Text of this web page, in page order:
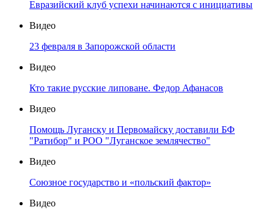
Евразийский клуб успехи начинаются с инициативы
Видео
23 февраля в Запорожской области
Видео
Кто такие русские липоване. Федор Афанасов
Видео
Помощь Луганску и Первомайску доставили БФ
"Ратибор" и РОО "Луганское землячество"
Видео
Союзное государство и «польский фактор»
Видео